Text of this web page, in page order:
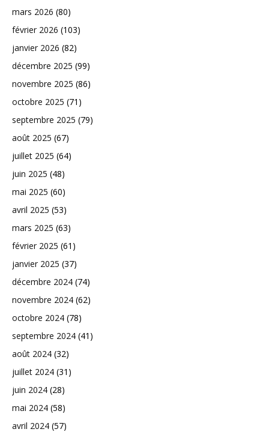
mars 2026 (80)
février 2026 (103)
janvier 2026 (82)
décembre 2025 (99)
novembre 2025 (86)
octobre 2025 (71)
septembre 2025 (79)
août 2025 (67)
juillet 2025 (64)
juin 2025 (48)
mai 2025 (60)
avril 2025 (53)
mars 2025 (63)
février 2025 (61)
janvier 2025 (37)
décembre 2024 (74)
novembre 2024 (62)
octobre 2024 (78)
septembre 2024 (41)
août 2024 (32)
juillet 2024 (31)
juin 2024 (28)
mai 2024 (58)
avril 2024 (57)